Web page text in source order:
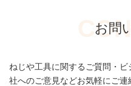
お問
ねじや工具に関するご質問・
社へのご意見などお気軽にご連